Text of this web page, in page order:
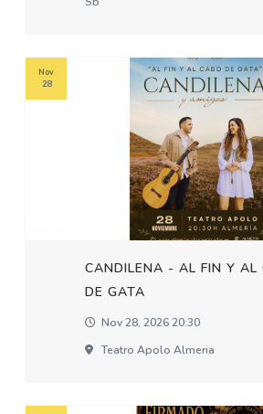
CANDILENA - AL FIN Y AL
DE GATA
Nov 28, 2026 20:30
Teatro Apolo Almeria
Nov
28